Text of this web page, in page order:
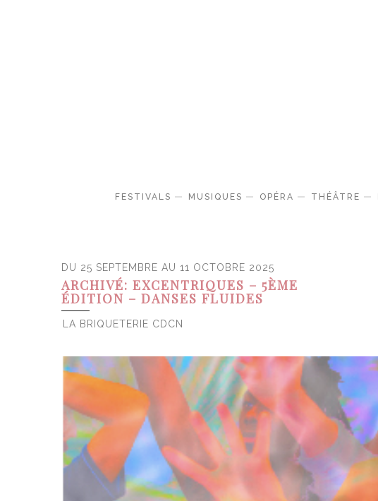
FESTIVALS MUSIQUES OPÉRA THÉÂTRE
DU 25 SEPTEMBRE AU 11 OCTOBRE 2025
ARCHIVÉ: EXCENTRIQUES – 5ÈME
ÉDITION – DANSES FLUIDES
LA BRIQUETERIE CDCN